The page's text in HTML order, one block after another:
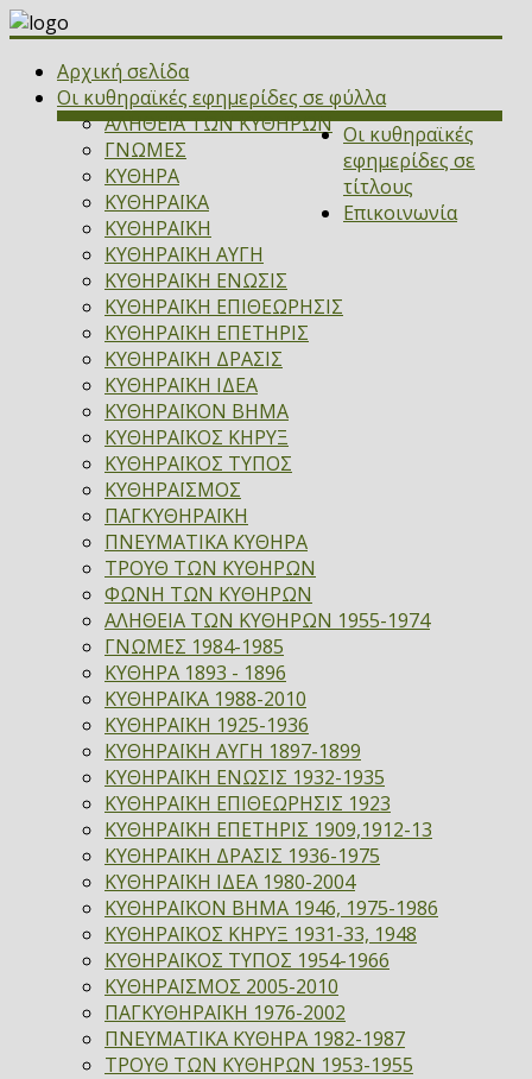
Αρχική σελίδα
Οι κυθηραϊκές εφημερίδες σε φύλλα
ΑΛΗΘΕΙΑ ΤΩΝ ΚΥΘΗΡΩΝ
ΓΝΩΜΕΣ
ΚΥΘΗΡΑ
ΚΥΘΗΡΑΪΚΑ
ΚΥΘΗΡΑΪΚΗ
ΚΥΘΗΡΑΪΚΗ ΑΥΓΗ
ΚΥΘΗΡΑΪΚΗ ΕΝΩΣΙΣ
ΚΥΘΗΡΑΪΚΗ ΕΠΙΘΕΩΡΗΣΙΣ
ΚΥΘΗΡΑΪΚΗ ΕΠΕΤΗΡΙΣ
ΚΥΘΗΡΑΪΚΗ ΔΡΑΣΙΣ
ΚΥΘΗΡΑΪΚΗ ΙΔΕΑ
ΚΥΘΗΡΑΪΚΟΝ ΒΗΜΑ
ΚΥΘΗΡΑΪΚΟΣ ΚΗΡΥΞ
ΚΥΘΗΡΑΪΚΟΣ ΤΥΠΟΣ
ΚΥΘΗΡΑΪΣΜΟΣ
ΠΑΓΚΥΘΗΡΑΪΚΗ
ΠΝΕΥΜΑΤΙΚΑ ΚΥΘΗΡΑ
ΤΡΟΥΘ ΤΩΝ ΚΥΘΗΡΩΝ
ΦΩΝΗ ΤΩΝ ΚΥΘΗΡΩΝ
Οι κυθηραϊκές
εφημερίδες σε
τίτλους
ΑΛΗΘΕΙΑ ΤΩΝ ΚΥΘΗΡΩΝ 1955-1974
ΓΝΩΜΕΣ 1984-1985
ΚΥΘΗΡΑ 1893 - 1896
ΚΥΘΗΡΑΪΚΑ 1988-2010
ΚΥΘΗΡΑΪΚΗ 1925-1936
ΚΥΘΗΡΑΪΚΗ ΑΥΓΗ 1897-1899
ΚΥΘΗΡΑΪΚΗ ΕΝΩΣΙΣ 1932-1935
ΚΥΘΗΡΑΪΚΗ ΕΠΙΘΕΩΡΗΣΙΣ 1923
ΚΥΘΗΡΑΪΚΗ ΕΠΕΤΗΡΙΣ 1909,1912-13
ΚΥΘΗΡΑΪΚΗ ΔΡΑΣΙΣ 1936-1975
ΚΥΘΗΡΑΪΚΗ ΙΔΕΑ 1980-2004
ΚΥΘΗΡΑΪΚΟΝ ΒΗΜΑ 1946, 1975-1986
ΚΥΘΗΡΑΪΚΟΣ ΚΗΡΥΞ 1931-33, 1948
ΚΥΘΗΡΑΪΚΟΣ ΤΥΠΟΣ 1954-1966
ΚΥΘΗΡΑΪΣΜΟΣ 2005-2010
ΠΑΓΚΥΘΗΡΑΪΚΗ 1976-2002
ΠΝΕΥΜΑΤΙΚΑ ΚΥΘΗΡΑ 1982-1987
ΤΡΟΥΘ ΤΩΝ ΚΥΘΗΡΩΝ 1953-1955
Επικοινωνία